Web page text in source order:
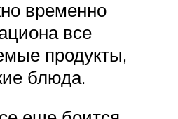
временно
все
продукты,
блюда.